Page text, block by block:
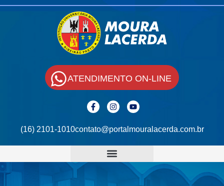
(16) 2101-1010contato@portalmouralacerda.com.br
ATENDIMENTO ON-LINE